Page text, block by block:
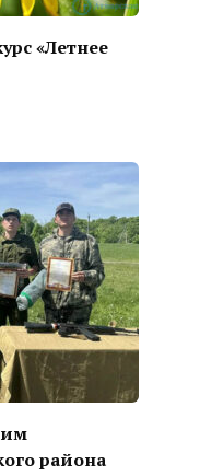
«Летнее
района